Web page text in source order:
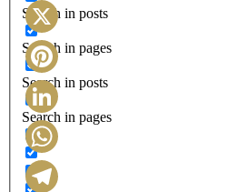
Search in posts
Search in pages
Search in posts
Search in pages
Facebook
X
Pinterest
LinkedIn
WhatsApp